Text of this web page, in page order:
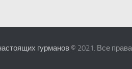
гурманов © 2021. Все